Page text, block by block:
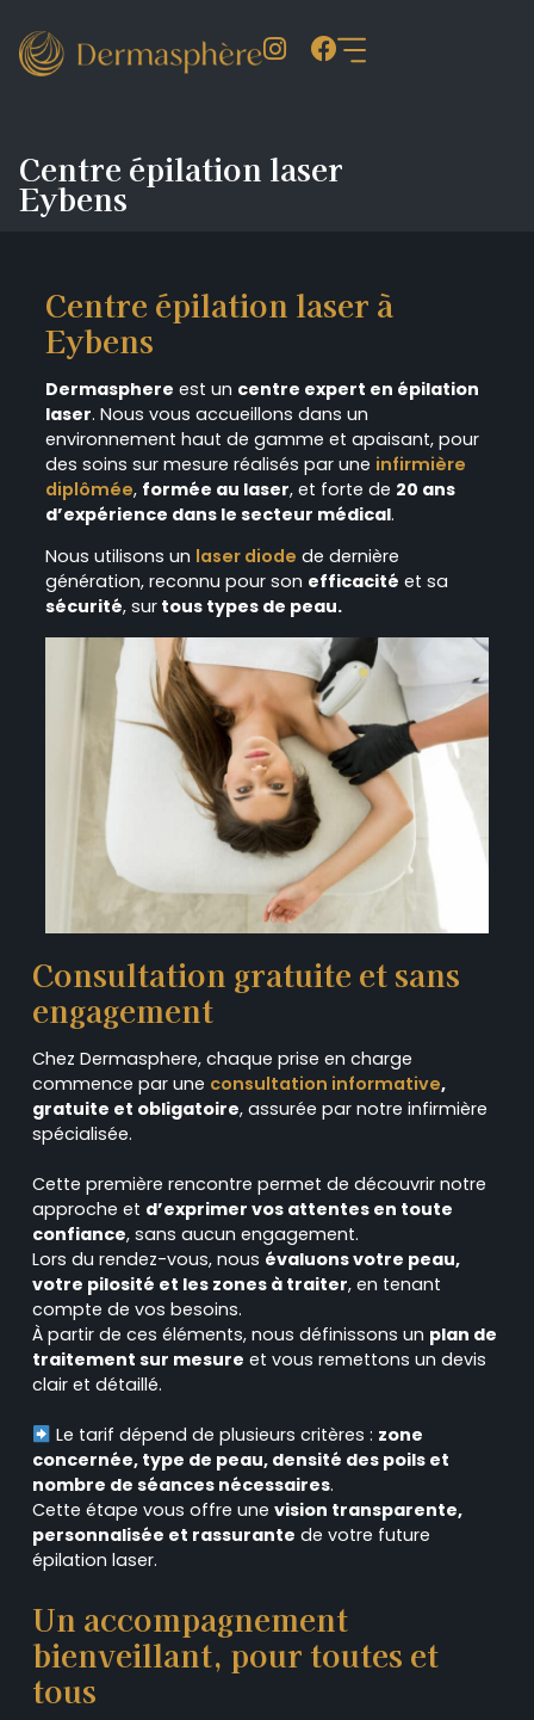
Centre épilation laser
Eybens
Centre épilation laser à
Eybens
Dermasphere est un centre expert en épilation
laser. Nous vous accueillons dans un
environnement haut de gamme et apaisant, pour
des soins sur mesure réalisés par une infirmière
diplômée, formée au laser, et forte de 20 ans
d’expérience dans le secteur médical.
Nous utilisons un laser diode de dernière
génération, reconnu pour son efficacité et sa
sécurité, sur tous types de peau.
Consultation gratuite et sans
engagement
Chez Dermasphere, chaque prise en charge
commence par une consultation informative,
gratuite et obligatoire, assurée par notre infirmière
spécialisée.
Cette première rencontre permet de découvrir notre
approche et d’exprimer vos attentes en toute
confiance, sans aucun engagement.
Lors du rendez-vous, nous évaluons votre peau,
votre pilosité et les zones à traiter, en tenant
compte de vos besoins.
À partir de ces éléments, nous définissons un plan de
traitement sur mesure et vous remettons un devis
clair et détaillé.
Le tarif dépend de plusieurs critères : zone
concernée, type de peau, densité des poils et
nombre de séances nécessaires.
Cette étape vous offre une vision transparente,
personnalisée et rassurante de votre future
épilation laser.
Un accompagnement
bienveillant, pour toutes et
tous